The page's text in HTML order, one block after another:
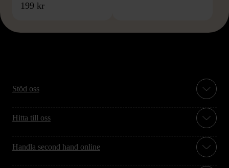
199 kr
Stöd oss
Hitta till oss
Handla second hand online